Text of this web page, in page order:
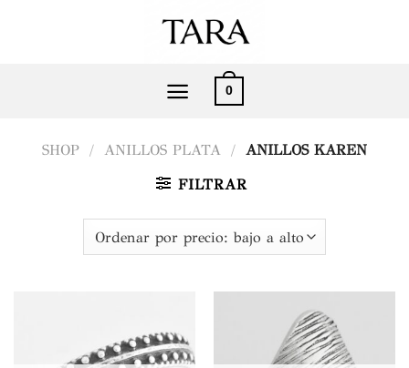
0
SHOP / ANILLOS PLATA / ANILLOS KAREN
FILTRAR